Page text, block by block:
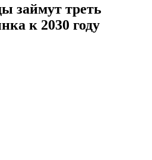
займут треть
к 2030 году